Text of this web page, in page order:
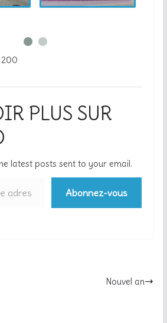
200
PLUS SUR
latest posts sent to your email.
Abonnez-vous
Nouvel an